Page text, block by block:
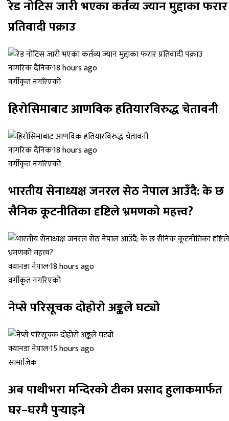
रेड नोटिस जारी भएका कर्तव्य ज्यान मुद्दाका फरार
प्रतिवादी पक्राउ
नागरिक दैनिक·18 hours ago
वर्गीकृत नगरिएको
हिरोसिमाबाट आणविक हतियारविरुद्ध चेतावनी
नागरिक दैनिक·18 hours ago
वर्गीकृत नगरिएको
भारतीय सेनाध्यक्ष जनरल सेठ नेपाल आउँदै: के छ
सैनिक कूटनीतिका दृष्टिले भ्रमणको महत्त्व?
क्यानडा नेपाल·18 hours ago
वर्गीकृत नगरिएको
नेप्से परिसूचक दोहोरो अङ्कले घट्यो
क्यानडा नेपाल·15 hours ago
सामाजिक
अब पाथीभरा मन्दिरको टीका प्रसाद हुलाकमार्फत
घर–घरमै पुर्‍याइने